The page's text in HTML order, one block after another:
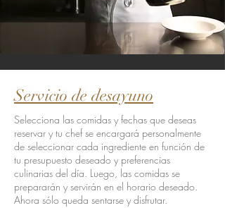
Servicio de desayuno
Selecciona las comidas y fechas que deseas
reservar y tu chef se encargará personalmente
de seleccionar cada ingrediente en función de
tu presupuesto deseado y preferencias
culinarias del día. Luego, las comidas se
prepararán y servirán en el horario deseado.
Ahora sólo queda sentarse y disfrutar.